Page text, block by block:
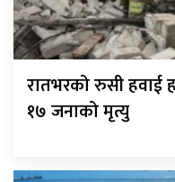
रातभरको रुसी हवाई
१७ जनाको मृत्यु